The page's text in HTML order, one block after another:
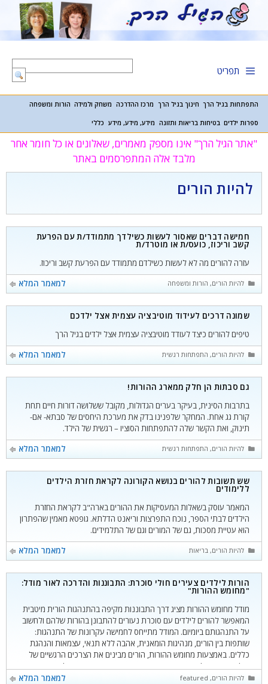
לתוכן
תפריט
התפתחות בגיל הרך חינוך בגיל הרך מרכז ההדרכה משחק ולמידה הורות ומשפחה
ספרות ילדים בטיחות בריאות ותזונה מידע, מידע, מידע כללי
"אתר הגיל הרך" אינו מספק מאמרים, שאלונים או כל חומר אחר
מלבד אלה המתפרסמים באתר
להיות הורים
חמישה דברים שאסור לעשות כשילדך מתמודד/ת עם הפרעת
קשב וריכוז, כועס/ת או מוטרד/ת
עזרה להורים מה לא לעשות כשילדם מתמודד עם הפרעת קשב וריכוז.
למאמר המלא
קטגוריות
להיות הורים, הורות ומשפחה
שמונה דרכים לעידוד מוטיבציה עצמית אצל ילדכם
טיפים להורים כיצד לעודד מוטיבציה עצמית אצל ילדים בגיל הרך
למאמר המלא
קטגוריות
להיות הורים, התפתחות רגשית
גם סבתות הן חלק ממארג ההורות!
בתרבות הסינית, בעיקר בערים הגדולות, מקובל ששלושה דורות חיים תחת
קורת גג אחת. המחקר שלפנינו בדק את מערכת היחסים של סבתא- אם-
תינוק, ואת הקשר שלה להתפתחות הסוציו – רגשית של הילד.
למאמר המלא
קטגוריות
להיות הורים, התפתחות רגשית
שש תשובות להורים בנושא הקורונה לקראת חזרת הילדים
ללימודים
המאמר עוסק בשאלות המעסיקות את ההורים בארה"ב לקראת החזרת
הילדים לבתי הספר, נוכח התפרצות וריאנט הדלתא. גופטא מאמין שהפתרון
הוא עטיית מסכות, גם של המורים וגם של התלמידים.
למאמר המלא
קטגוריות
להיות הורים,בריאות
הורות לילדים צעירים חולי סוכרת: התבוננות והדרכה לאור מודל:
"מחומש ההורות"
מודל מחומש ההורות מציג דרך התבוננות מקיפה בהתנהגות הורית מיטבית
המאפשר להורים לילדים עם סוכרת נעורים להתבונן בהורות שלהם ולחשוב
על התנהגותם ביומיום. המודל מתייחס לחמישה עקרונות של התנהגות:
שותפות בין הורים, מנהיגות הומאנית, אהבה ללא תנאי, עצמאות והנהגת
כללים. באמצעות מחומש ההורות, הורים מבינים את הצרכים הרגשיים של
הילדים ובמקביל את ההתנהגויות ההוריות המתבקשות בכדי להיענות
לצרכים אלה.
למאמר המלא קטגוריות
להיות הורים,
featured